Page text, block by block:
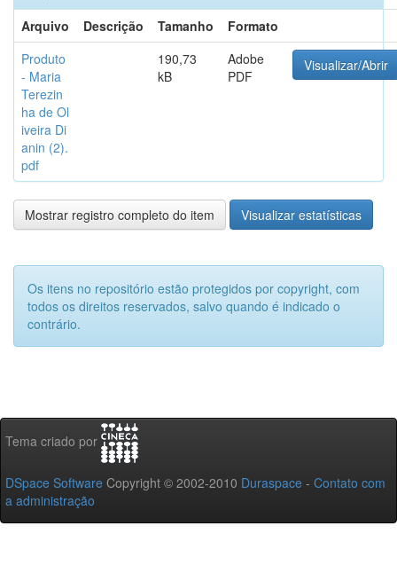
Arquivo
Descrição Tamanho
Formato
Produto
- Maria
Terezin
ha de Ol
iveira Di
anin (2).
pdf
190,73
kB
Adobe
PDF
Visualizar/Abrir
Mostrar registro completo do item Visualizar estatísticas
Os itens no repositório estão protegidos por copyright, com
todos os direitos reservados, salvo quando é indicado o
contrário.
Tema criado por
DSpace Software Copyright © 2002-2010 Duraspace - Contato com
a administração